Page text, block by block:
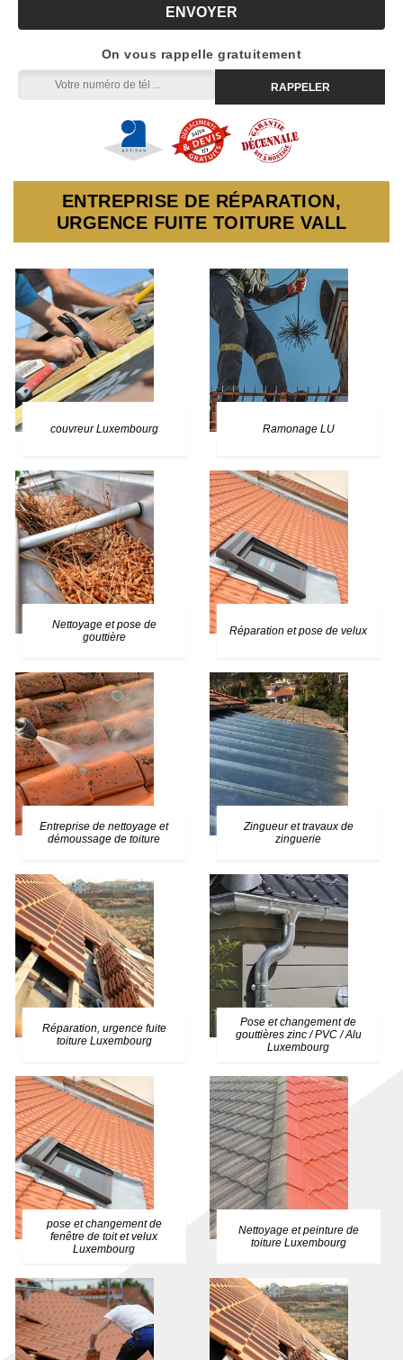
On vous rappelle gratuitement
ENTREPRISE DE RÉPARATION,
URGENCE FUITE TOITURE VALL
couvreur Luxembourg Ramonage LU
Nettoyage et pose de
gouttière
Réparation et pose de velux
Entreprise de nettoyage et
démoussage de toiture
Zingueur et travaux de
zinguerie
Réparation, urgence fuite
toiture Luxembourg
Pose et changement de
gouttières zinc / PVC / Alu
Luxembourg
pose et changement de
fenêtre de toit et velux
Luxembourg
Nettoyage et peinture de
toiture Luxembourg